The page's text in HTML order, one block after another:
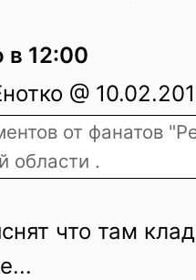
в 12:00
@
от фанатов
области .
что там